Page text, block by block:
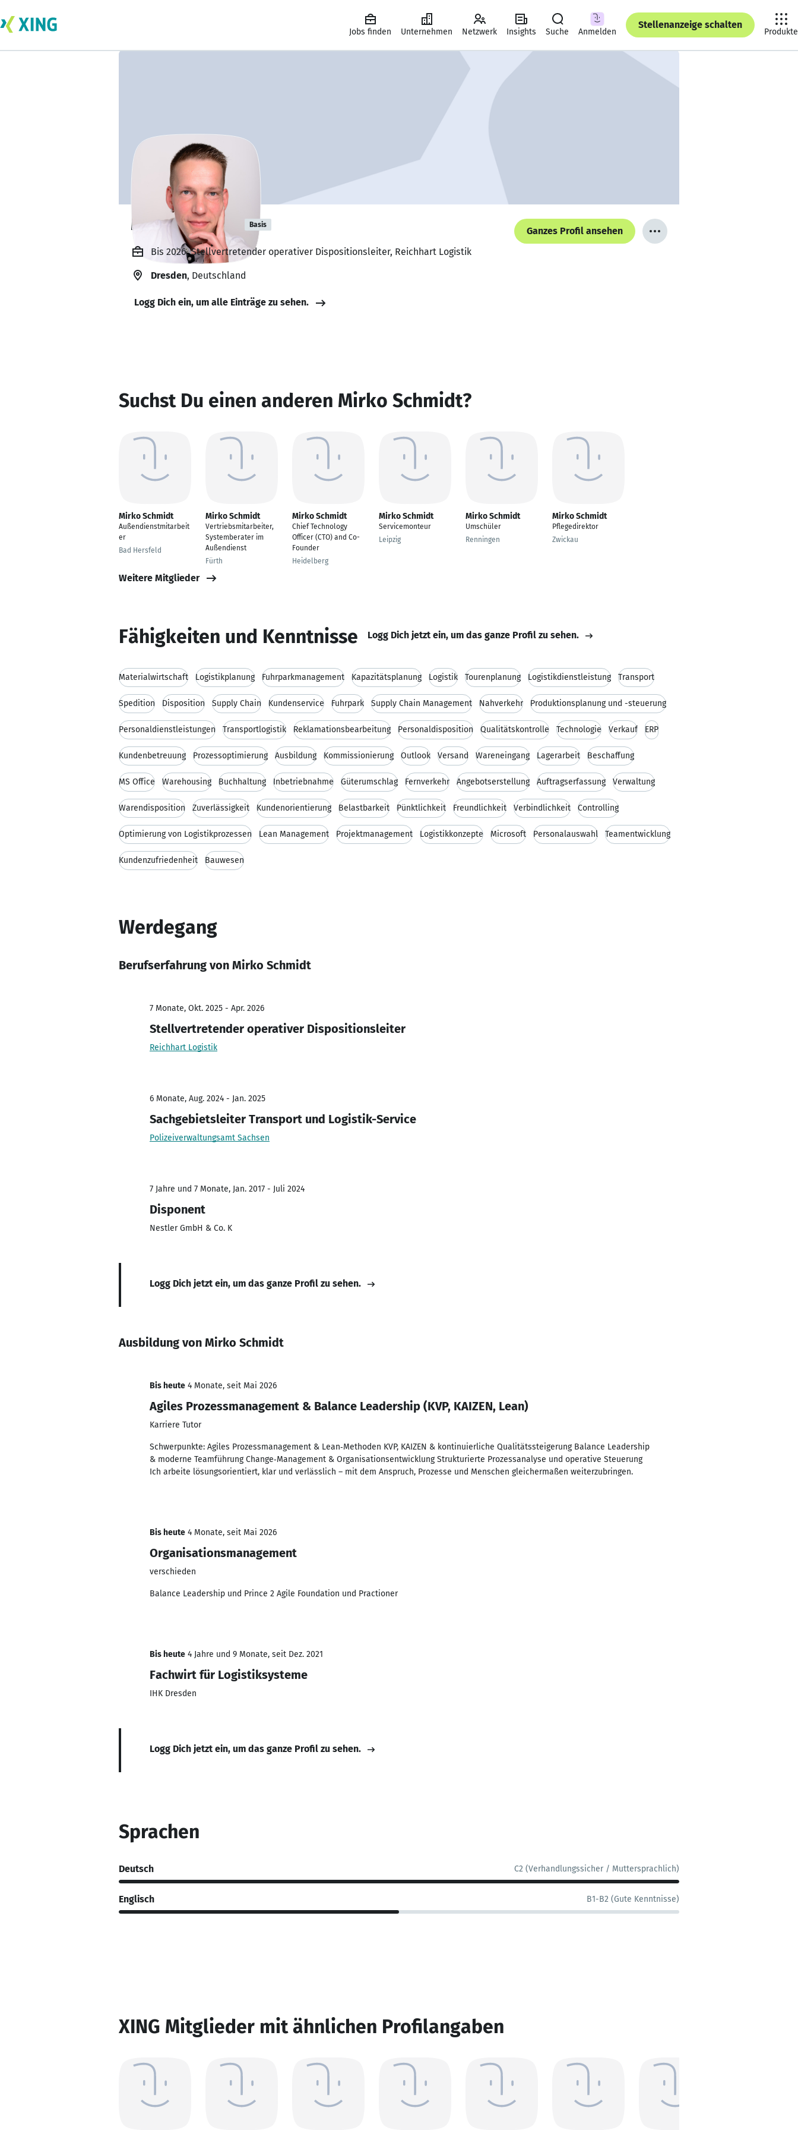
Jobs finden Unternehmen Netzwerk Insights Suche Anmelden
Stellenanzeige schalten
Produkte
Mirko Schmidt Basis
Ganzes Profil ansehen
Bis 2026, Stellvertretender operativer Dispositionsleiter, Reichhart Logistik
Dresden, Deutschland
Logg Dich ein, um alle Einträge zu sehen.
Suchst Du einen anderen Mirko Schmidt?
Mirko Schmidt
Außendienstmitarbeit
er
Bad Hersfeld
Mirko Schmidt
Vertriebsmitarbeiter,
Systemberater im
Außendienst
Fürth
Mirko Schmidt
Chief Technology
Officer (CTO) and Co-
Founder
Heidelberg
Mirko Schmidt
Servicemonteur
Leipzig
Mirko Schmidt
Umschüler
Renningen
Mirko Schmidt
Pflegedirektor
Zwickau
Weitere Mitglieder
Fähigkeiten und Kenntnisse Logg Dich jetzt ein, um das ganze Profil zu sehen.
Materialwirtschaft Logistikplanung Fuhrparkmanagement Kapazitätsplanung Logistik Tourenplanung Logistikdienstleistung Transport
Spedition Disposition Supply Chain Kundenservice Fuhrpark Supply Chain Management Nahverkehr Produktionsplanung und -steuerung
Personaldienstleistungen Transportlogistik Reklamationsbearbeitung Personaldisposition Qualitätskontrolle Technologie Verkauf ERP
Kundenbetreuung Prozessoptimierung Ausbildung Kommissionierung Outlook Versand Wareneingang Lagerarbeit Beschaffung
MS Office Warehousing Buchhaltung Inbetriebnahme Güterumschlag Fernverkehr Angebotserstellung Auftragserfassung Verwaltung
Warendisposition Zuverlässigkeit Kundenorientierung Belastbarkeit Pünktlichkeit Freundlichkeit Verbindlichkeit Controlling
Optimierung von Logistikprozessen Lean Management Projektmanagement Logistikkonzepte Microsoft Personalauswahl Teamentwicklung
Kundenzufriedenheit Bauwesen
Werdegang
Berufserfahrung von Mirko Schmidt
7 Monate, Okt. 2025 - Apr. 2026
Stellvertretender operativer Dispositionsleiter
Reichhart Logistik
6 Monate, Aug. 2024 - Jan. 2025
Sachgebietsleiter Transport und Logistik-Service
Polizeiverwaltungsamt Sachsen
7 Jahre und 7 Monate, Jan. 2017 - Juli 2024
Disponent
Nestler GmbH & Co. K
Logg Dich jetzt ein, um das ganze Profil zu sehen.
Ausbildung von Mirko Schmidt
Bis heute 4 Monate, seit Mai 2026
Agiles Prozessmanagement & Balance Leadership (KVP, KAIZEN, Lean)
Karriere Tutor
Schwerpunkte: Agiles Prozessmanagement & Lean‑Methoden KVP, KAIZEN & kontinuierliche Qualitätssteigerung Balance Leadership
& moderne Teamführung Change‑Management & Organisationsentwicklung Strukturierte Prozessanalyse und operative Steuerung
Ich arbeite lösungsorientiert, klar und verlässlich – mit dem Anspruch, Prozesse und Menschen gleichermaßen weiterzubringen.
Bis heute 4 Monate, seit Mai 2026
Organisationsmanagement
verschieden
Balance Leadership und Prince 2 Agile Foundation und Practioner
Bis heute 4 Jahre und 9 Monate, seit Dez. 2021
Fachwirt für Logistiksysteme
IHK Dresden
Logg Dich jetzt ein, um das ganze Profil zu sehen.
Sprachen
Deutsch C2 (Verhandlungssicher / Muttersprachlich)
Englisch B1-B2 (Gute Kenntnisse)
XING Mitglieder mit ähnlichen Profilangaben